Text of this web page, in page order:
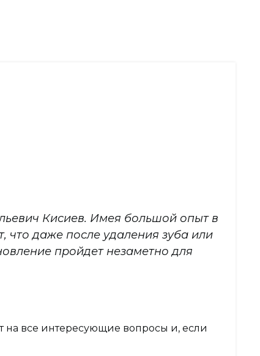
Кисиев. Имея большой опыт в
что даже после удаления зуба или
пройдет незаметно для
на все интересующие вопросы и, если